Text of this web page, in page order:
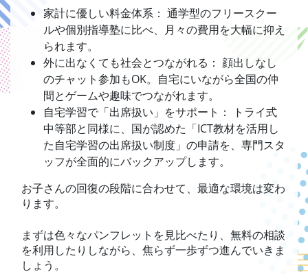
家計に優しい料金体系： 通学型のフリースクー
ルや個別指導塾に比べ、月々の費用を大幅に抑え
られます。
外に出なくても社会とつながれる： 顔出しなし
のチャット参加もOK。自宅にいながら全国の仲
間とゲームや趣味でつながれます。
自宅学習で「出席扱い」をサポート： トライ式
中等部と同様に、国が認めた「ICT教材を活用し
た自宅学習の出席扱い制度」の申請を、専門スタ
ッフが全面的にバックアップします。
お子さんの回復の段階に合わせて、最適な環境は変わ
ります。
まずは色々なパンフレットを見比べたり、無料の相談
を利用したりしながら、焦らず一歩ずつ進んでいきま
しょう。